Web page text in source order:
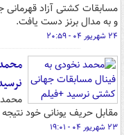
مسابقات کشتی آزاد قهرمانی
و به مدال برنز دست یافت.
۲۴ شهریور ۰۴ - ۲۰:۵۹
مقابل حریف یونانی خود نتیجه
۲۳ شهریور ۰۴ - ۱۹:۰۱